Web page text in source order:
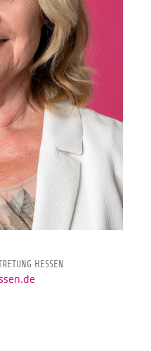
HESSEN